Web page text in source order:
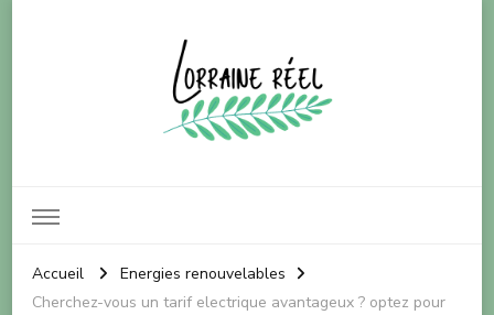
Accueil
Energies renouvelables
Cherchez-vous un tarif electrique avantageux ? optez pour